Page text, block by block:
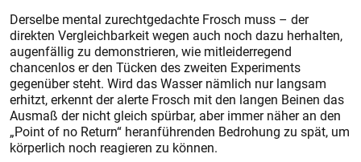
Derselbe mental zurechtgedachte Frosch muss – der
direkten Vergleichbarkeit wegen auch noch dazu herhalten,
augenfällig zu demonstrieren, wie mitleiderregend
chancenlos er den Tücken des zweiten Experiments
gegenüber steht. Wird das Wasser nämlich nur langsam
erhitzt, erkennt der alerte Frosch mit den langen Beinen das
Ausmaß der nicht gleich spürbar, aber immer näher an den
„Point of no Return“ heranführenden Bedrohung zu spät, um
körperlich noch reagieren zu können.